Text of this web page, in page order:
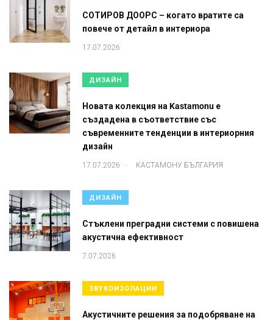
СОТИРОВ ДООРС – когато вратите са
повече от детайл в интериора
17.07.2026
ДИЗАЙН
Новата колекция на Kastamonu е
създадена в съответствие със
съвременните тенденции в интериорния
дизайн
17.07.2026 . КАСТАМОНУ БЪЛГАРИЯ
ДИЗАЙН
Стъклени преградни системи с повишена
акустична ефективност
7.07.2026
ЗВУКОИЗОЛАЦИИ
Акустичните решения за подобряване на